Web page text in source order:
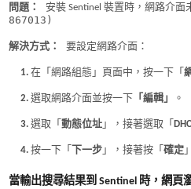
問題： 安裝 Sentinel 裝置時，網路介面
867013)
解決方式： 要設定網路介面：
在「網路組態」頁面中，按一下「
選取網路介面並按一下 「編輯」 。
選取「 動態位址 」，接著選取「
按一下「 下一步 」，接著按「確定
當輸出搜尋結果到 Sentinel 時，網頁